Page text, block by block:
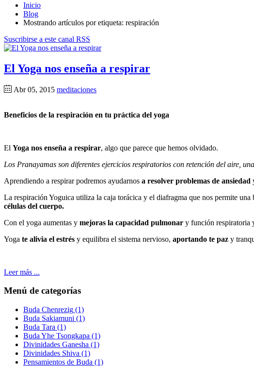
Inicio
Blog
Mostrando artículos por etiqueta: respiración
Suscribirse a este canal RSS
El Yoga nos enseña a respirar
Abr 05, 2015 meditaciones
Beneficios de la respiración en tu práctica del yoga
El Yoga nos enseña a respirar, algo que parece que hemos olvidado.
Los Pranayamas son diferentes ejercicios respiratorios con retención del aire,
Aprendiendo a respirar podremos ayudarnos a resolver problemas de ansiedad
La respiración Yoguica utiliza la caja torácica y el diafragma que nos permite
células del cuerpo.
Con el yoga aumentas y mejoras la capacidad pulmonar y función respiratoria
Yoga te alivia el estrés y equilibra el sistema nervioso, aportando te paz y
Leer más ...
Menú de categorías
Buda Chenrezig (1)
Buda Sakiamuni (1)
Buda Tara (1)
Buda Yhe Tsongkapa (1)
Divinidades Ganesha (1)
Divinidades Shiva (1)
Pensamientos de Buda (1)